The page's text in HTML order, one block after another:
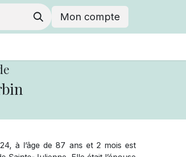
Mon compte
à l’âge de 87 ans et 2 mois est